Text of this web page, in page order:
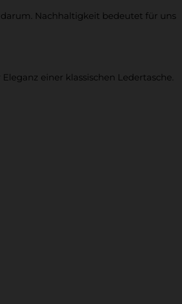
darum. Nachhaltigkeit bedeutet für uns
einer klassischen Ledertasche.